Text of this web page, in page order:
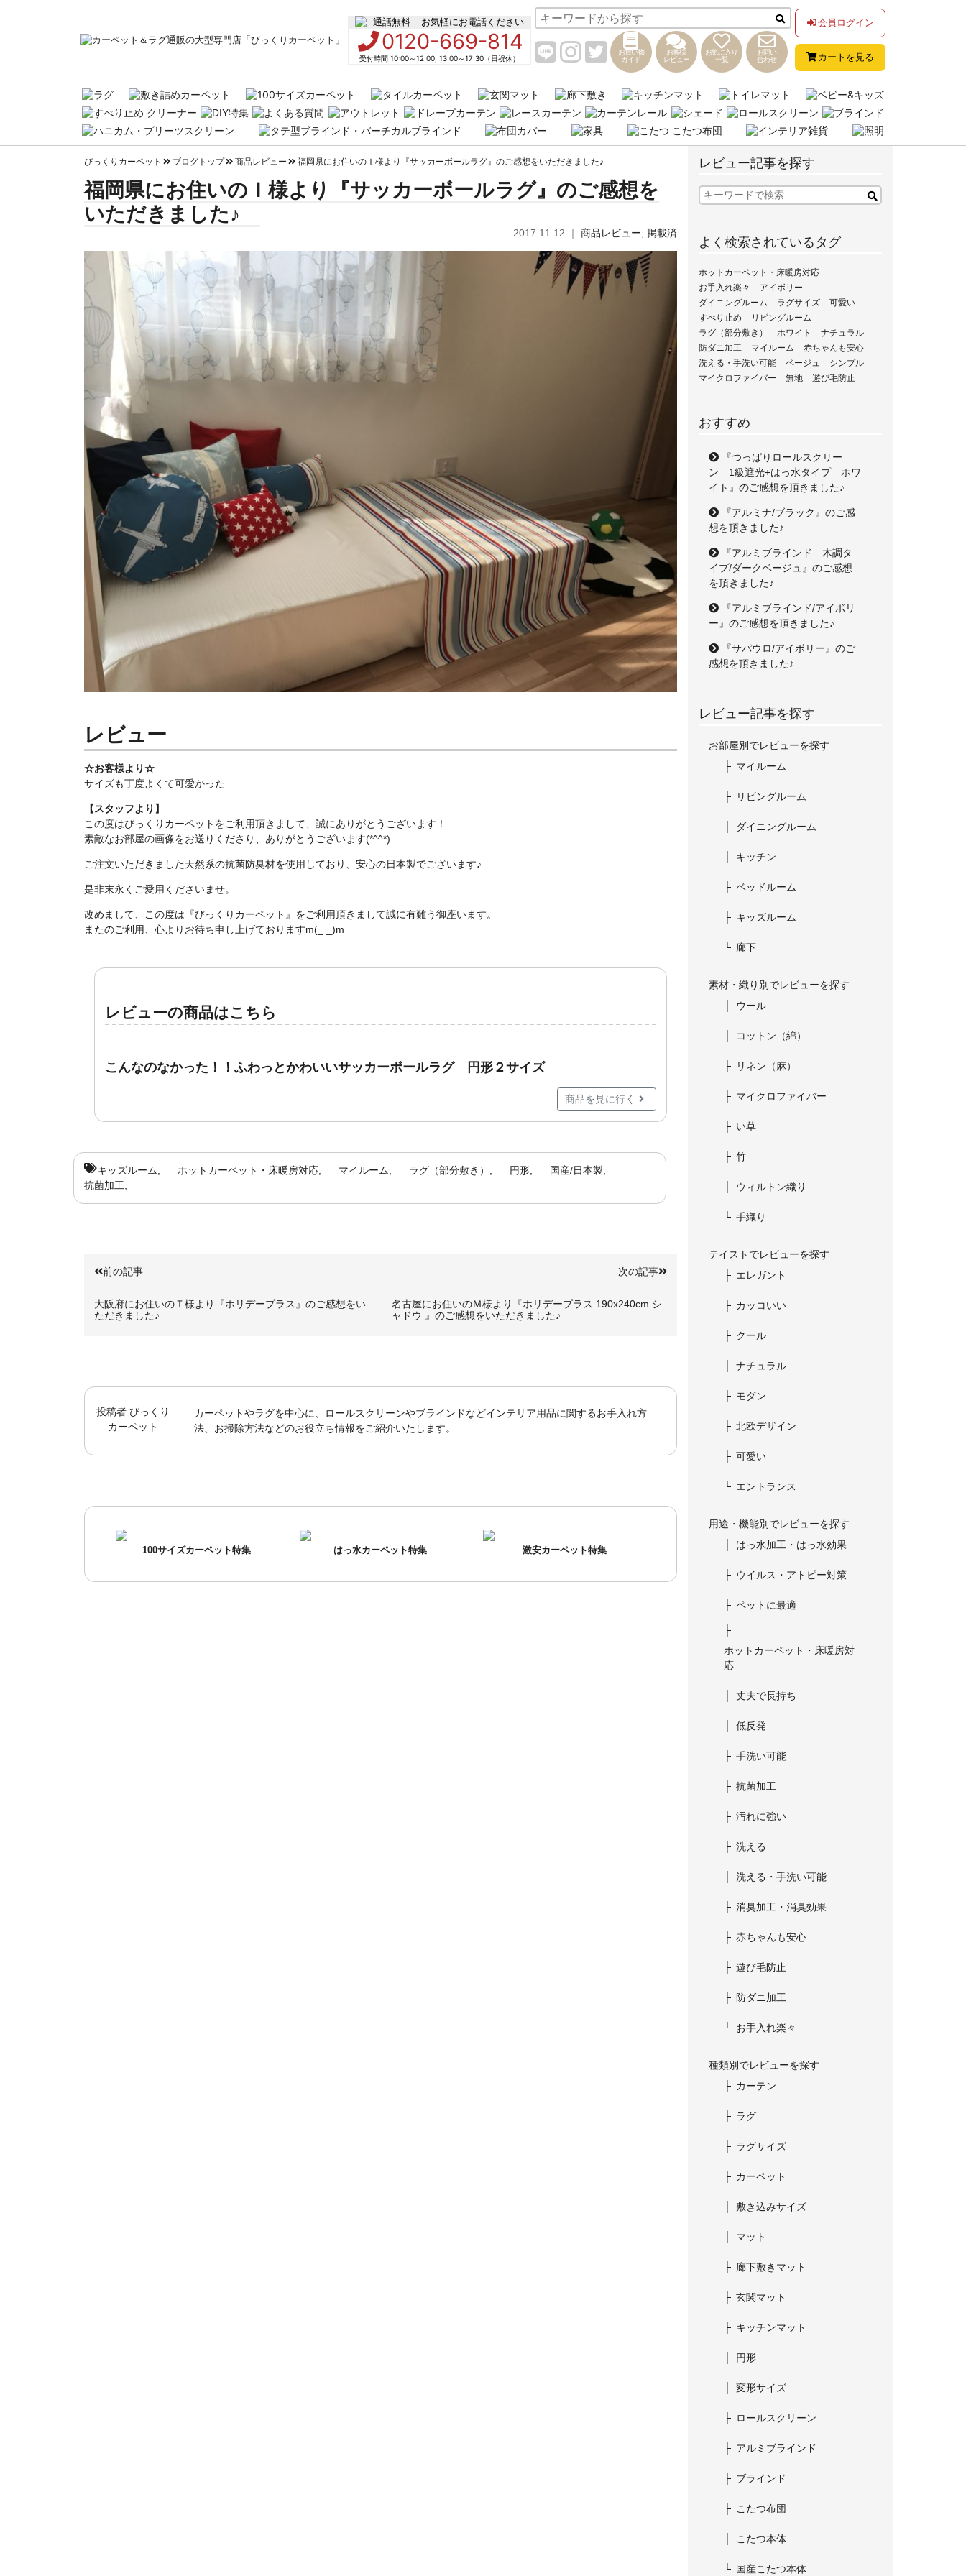
お気軽にお電話ください
0120-669-814
受付時間 10:00～12:00, 13:00～17:30（日祝休）
お買い物
ガイド
お客様
レビュー
お気に入り
一覧
お問い
合わせ
会員ログイン
カートを見る
びっくりカーペット ブログトップ 商品レビュー 福岡県にお住いのＩ様より『サッカーボールラグ』のご感想をいただきました♪
福岡県にお住いのＩ様より『サッカーボールラグ』のご感想を
いただきました♪
2017.11.12 ｜ 商品レビュー 掲載済
レビュー
☆お客様より☆
サイズも丁度よくて可愛かった
【スタッフより】
この度はびっくりカーペットをご利用頂きまして、誠にありがとうございます！
素敵なお部屋の画像をお送りくださり、ありがとうございます(*^^*)
ご注文いただきました天然系の抗菌防臭材を使用しており、安心の日本製でございます♪
是非末永くご愛用くださいませ。
改めまして、この度は『びっくりカーペット』をご利用頂きまして誠に有難う御座います。
またのご利用、心よりお待ち申し上げておりますm(_ _)m
レビューの商品はこちら
こんなのなかった！！ふわっとかわいいサッカーボールラグ 円形２サイズ
商品を見に行く
キッズルーム ホットカーペット・床暖房対応 マイルーム ラグ（部分敷き） 円形
国産/日本製
抗菌加工
前の記事
大阪府にお住いのＴ様より『ホリデープラス』のご感想をい
ただきました♪
次の記事
名古屋にお住いのＭ様より『ホリデープラス 190x240cm シ
ャドウ 』のご感想をいただきました♪
投稿者びっくり
カーペット
カーペットやラグを中心に、ロールスクリーンやブラインドなどインテリア用品に関するお手入れ方
法、お掃除方法などのお役立ち情報をご紹介いたします。
100サイズカーペット特集 はっ水カーペット特集 激安カーペット特集
レビュー記事を探す
よく検索されているタグ
ホットカーペット・床暖房対応
お手入れ楽々
アイボリー
ダイニングルーム
ラグサイズ
可愛い
すべり止め
リビングルーム
ラグ（部分敷き）
ホワイト
ナチュラル
防ダニ加工
マイルーム
赤ちゃんも安心
洗える・手洗い可能
ベージュ
シンプル
マイクロファイバー
無地 遊び毛防止
おすすめ
『つっぱりロールスクリー
ン 1級遮光+はっ水タイプ ホワ
イト』のご感想を頂きました♪
『アルミナ/ブラック』のご感
想を頂きました♪
『アルミブラインド 木調タ
イプ/ダークベージュ』のご感想
を頂きました♪
『アルミブラインド/アイボリ
ー』のご感想を頂きました♪
『サパウロ/アイボリー』のご
感想を頂きました♪
レビュー記事を探す
お部屋別でレビューを探す
マイルーム
リビングルーム
ダイニングルーム
キッチン
ベッドルーム
キッズルーム
廊下
素材・織り別でレビューを探す
ウール
コットン（綿）
リネン（麻）
マイクロファイバー
い草
竹
ウィルトン織り
手織り
テイストでレビューを探す
エレガント
カッコいい
クール
ナチュラル
モダン
北欧デザイン
可愛い
エントランス
用途・機能別でレビューを探す
はっ水加工・はっ水効果
ウイルス・アトピー対策
ペットに最適
ホットカーペット・床暖房対
応
丈夫で長持ち
低反発
手洗い可能
抗菌加工
汚れに強い
洗える
洗える・手洗い可能
消臭加工・消臭効果
赤ちゃんも安心
遊び毛防止
防ダニ加工
お手入れ楽々
種類別でレビューを探す
カーテン
ラグ
ラグサイズ
カーペット
敷き込みサイズ
マット
廊下敷きマット
玄関マット
キッチンマット
円形
変形サイズ
ロールスクリーン
アルミブラインド
ブラインド
こたつ布団
こたつ本体
国産こたつ本体